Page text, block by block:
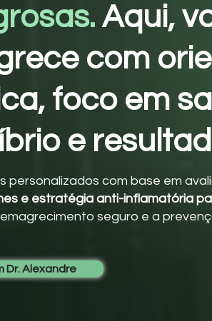
Aqui,
com
foco em
e
personalizados com base em
e estratégia anti-inflamatória
seguro e a
Dr. Alexandre